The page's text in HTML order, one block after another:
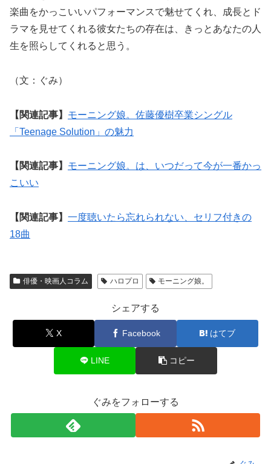
楽曲をかっこいいパフォーマンスで魅せてくれ、成長とド
ラマを見せてくれる彼女たちの存在は、きっとあなたの人
生を照らしてくれると思う。
（文：ぐみ）
【関連記事】 モーニング娘。佐藤優樹卒業シングル
「Teenage Solution」の魅力
【関連記事】 モーニング娘。は、いつだって今が一番かっ
こいい
【関連記事】 一度聴いたら忘れられない、セリフ付きの
18曲
俳優・映画人コラム ハロプロ モーニング娘。
シェアする
X Facebook はてブ
LINE コピー
ぐみをフォローする